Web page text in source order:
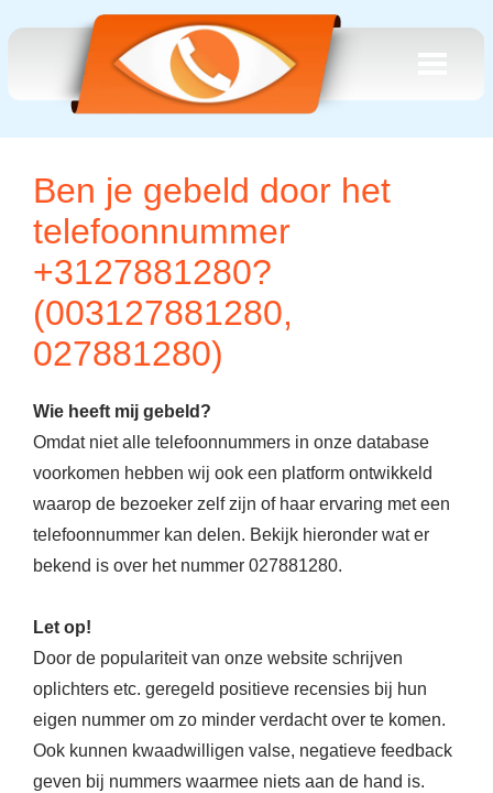
Ben je gebeld door het
telefoonnummer
+3127881280?
(003127881280,
027881280)
Wie heeft mij gebeld?
Omdat niet alle telefoonnummers in onze database
voorkomen hebben wij ook een platform ontwikkeld
waarop de bezoeker zelf zijn of haar ervaring met een
telefoonnummer kan delen. Bekijk hieronder wat er
bekend is over het nummer 027881280.
Let op!
Door de populariteit van onze website schrijven
oplichters etc. geregeld positieve recensies bij hun
eigen nummer om zo minder verdacht over te komen.
Ook kunnen kwaadwilligen valse, negatieve feedback
geven bij nummers waarmee niets aan de hand is.